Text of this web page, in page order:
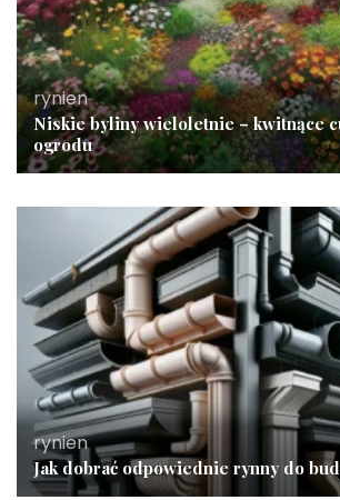
rynien
Niskie byliny wieloletnie – kwitnące
ogrodu
rynien
Jak dobrać odpowiednie rynny do